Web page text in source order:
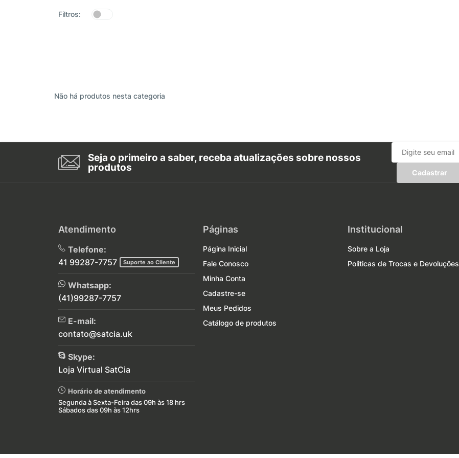
Filtros:
Não há produtos nesta categoria
Seja o primeiro a saber, receba atualizações sobre nossos
produtos
Cadastrar
Atendimento
Telefone:
41 99287-7757
Suporte ao Cliente
Whatsapp:
(41)99287-7757
E-mail:
contato@satcia.uk
Skype:
Loja Virtual SatCia
Horário de atendimento
Segunda à Sexta-Feira das 09h às 18 hrs
Sábados das 09h às 12hrs
Páginas
Página Inicial
Fale Conosco
Minha Conta
Cadastre-se
Meus Pedidos
Catálogo de produtos
Institucional
Sobre a Loja
Politicas de Trocas e Devoluções